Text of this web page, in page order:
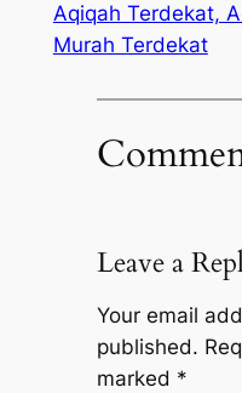
Aqiqah Terdekat,
Murah Terdekat
Leave a
Your email
published.
marked *